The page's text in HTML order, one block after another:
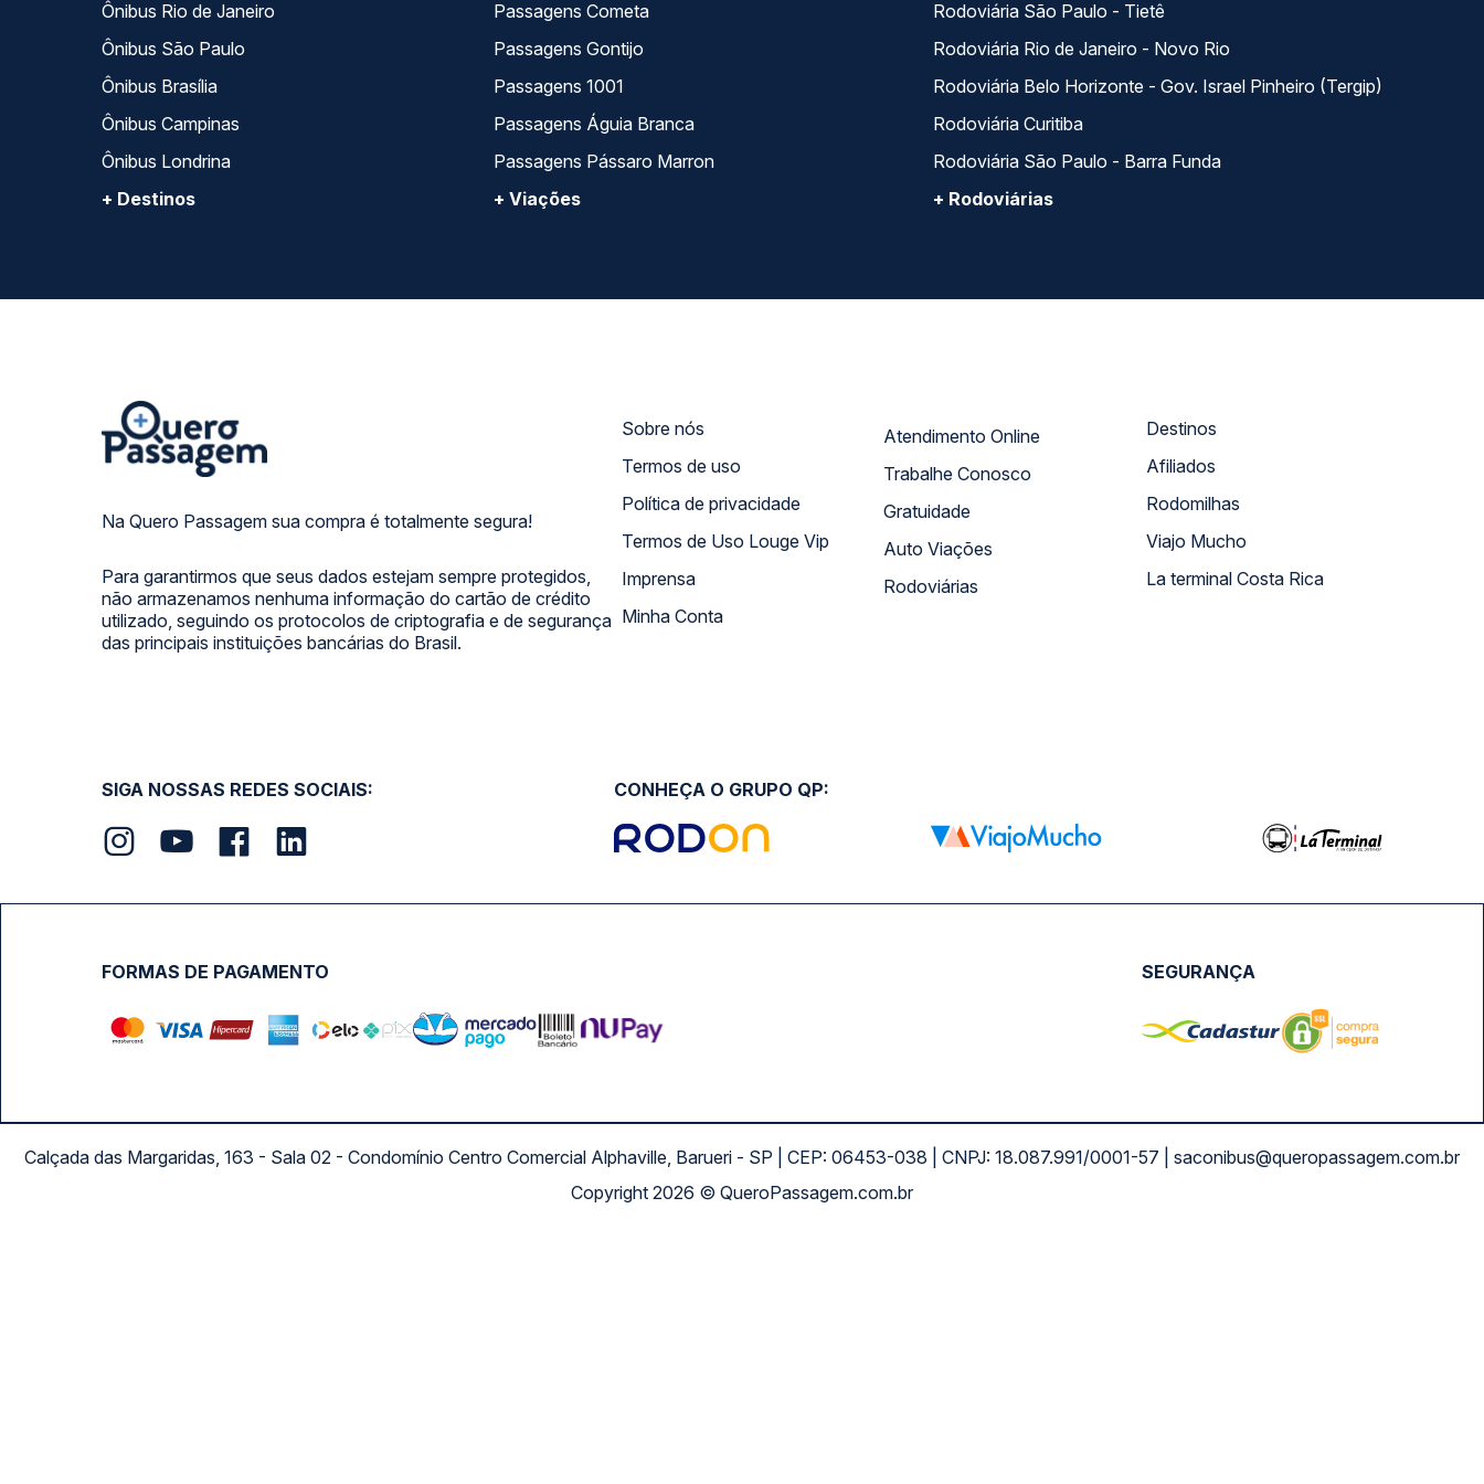
Ônibus Rio de Janeiro
Ônibus São Paulo
Ônibus Brasília
Ônibus Campinas
Ônibus Londrina
+ Destinos
Passagens Cometa
Passagens Gontijo
Passagens 1001
Passagens Águia Branca
Passagens Pássaro Marron
+ Viações
Rodoviária São Paulo - Tietê
Rodoviária Rio de Janeiro - Novo Rio
Rodoviária Belo Horizonte - Gov. Israel Pinheiro (Tergip)
Rodoviária Curitiba
Rodoviária São Paulo - Barra Funda
+ Rodoviárias
Na Quero Passagem sua compra é totalmente segura!
Para garantirmos que seus dados estejam sempre protegidos,
não armazenamos nenhuma informação do cartão de crédito
utilizado, seguindo os protocolos de criptografia e de segurança
das principais instituições bancárias do Brasil.
Sobre nós
Termos de uso
Política de privacidade
Termos de Uso Louge Vip
Imprensa
Minha Conta
Atendimento Online
Trabalhe Conosco
Gratuidade
Auto Viações
Rodoviárias
Destinos
Afiliados
Rodomilhas
Viajo Mucho
La terminal Costa Rica
SIGA NOSSAS REDES SOCIAIS: CONHEÇA O GRUPO QP:
FORMAS DE PAGAMENTO SEGURANÇA
Calçada das Margaridas, 163 - Sala 02 - Condomínio Centro Comercial Alphaville, Barueri - SP | CEP: 06453-038 | CNPJ: 18.087.991/0001-57 | saconibus@queropassagem.com.br
Copyright 2026 © QueroPassagem.com.br